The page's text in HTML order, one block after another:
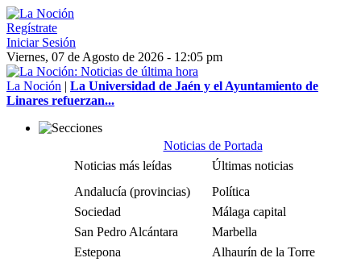
Regístrate
Iniciar Sesión
Viernes, 07 de Agosto de 2026 - 12:05 pm
La Noción | La Universidad de Jaén y el Ayuntamiento de
Linares refuerzan...
Noticias de Portada
Noticias más leídas
Últimas noticias
Andalucía (provincias)
Política
Sociedad
Málaga capital
San Pedro Alcántara
Marbella
Estepona
Alhaurín de la Torre